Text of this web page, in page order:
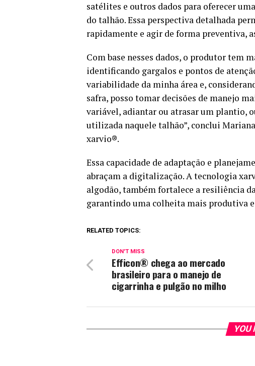
satélites e outros dados para oferecer
do talhão. Essa perspectiva detalhada
rapidamente e agir de forma preventiva,
Com base nesses dados, o produtor tem
identificando gargalos e pontos de
variabilidade da minha área e,
safra, posso tomar decisões de manejo
variável, adiantar ou atrasar um plantio,
utilizada naquele talhão”, conclui
xarvio®.
Essa capacidade de adaptação e
abraçam a digitalização. A tecnologia
algodão, também fortalece a resiliência
garantindo uma colheita mais produtiva e
RELATED TOPICS:
DON'T MISS
Efficon® chega ao mercado
brasileiro para o manejo de
cigarrinha e pulgão no milho
YOU